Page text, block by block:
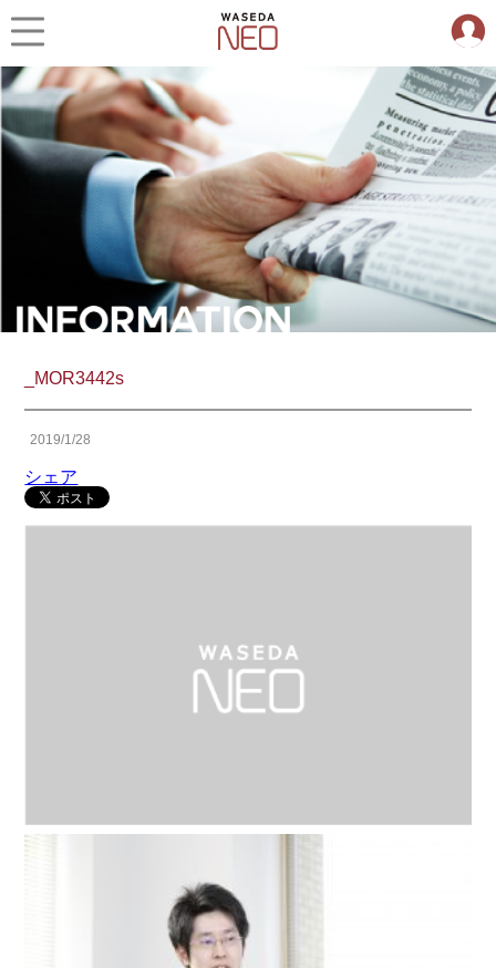
_MOR3442s
2019/1/28
シェア